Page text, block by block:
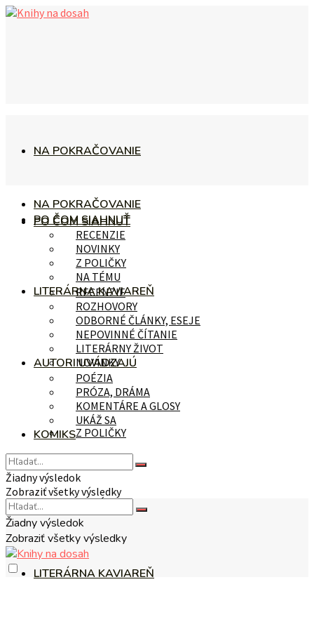
NA POKRAČOVANIE
PO ČOM SIAHNUŤ
RECENZIE
NOVINKY
Z POLIČKY
NA TÉMU
LITERÁRNA KAVIAREŇ
NA POKRAČOVANIE
PO ČOM SIAHNUŤ
RECENZIE
NOVINKY
Z POLIČKY
NA TÉMU
LITERÁRNA KAVIAREŇ
ROZHOVORY
ODBORNÉ ČLÁNKY, ESEJE
NEPOVINNÉ ČÍTANIE
LITERÁRNY ŽIVOT
AUTORI UVÁDZAJÚ
POÉZIA
PRÓZA, DRÁMA
KOMENTÁRE A GLOSY
UKÁŽ SA
KOMIKS
Žiadny výsledok
Zobraziť všetky výsledky
Žiadny výsledok
Zobraziť všetky výsledky